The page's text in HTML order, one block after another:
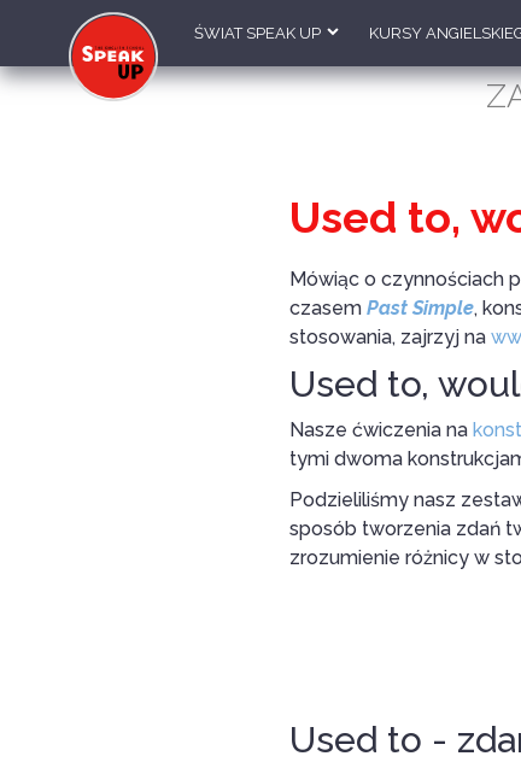
ŚWIAT SPEAK UP KURSY
Used to,
Mówiąc o czynnościach
czasem Past Simple,
stosowania, zajrzyj na
Used to,
Nasze ćwiczenia na
tymi dwoma
Podzieliliśmy nasz
sposób tworzenia zdań
zrozumienie różnicy w
Used to -